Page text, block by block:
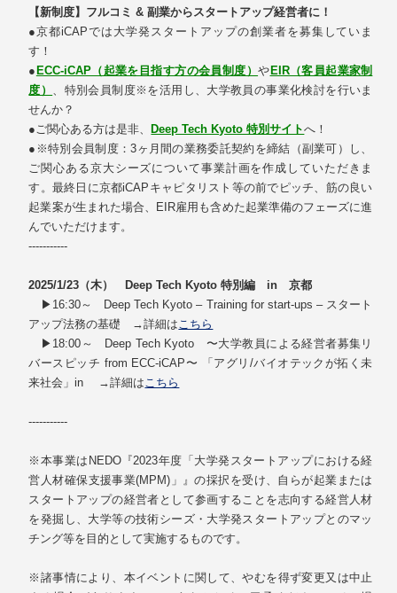
【新制度】フルコミ & 副業からスタートアップ経営者に！
●京都iCAPでは大学発スタートアップの創業者を募集していま
す！
●ECC-iCAP（起業を目指す方の会員制度）やEIR（客員起業家制
度）
、特別会員制度※を活用し、大学教員の事業化検討を行いま
せんか？
●ご関心ある方は是非、Deep Tech Kyoto 特別サイトへ！
●※特別会員制度：3ヶ月間の業務委託契約を締結（副業可）し、
ご関心ある京大シーズについて事業計画を作成していただきま
す。最終日に京都iCAPキャピタリスト等の前でピッチ、筋の良い
起業案が生まれた場合、EIR雇用も含めた起業準備のフェーズに進
んでいただけます。
-----------
2025/1/23（木） Deep Tech Kyoto 特別編 in 京都
▶16:30～ Deep Tech Kyoto – Training for start-ups – スタート
アップ法務の基礎 →詳細は こちら
▶18:00～ Deep Tech Kyoto 〜大学教員による経営者募集リ
バースピッチ from ECC-iCAP〜 「アグリ/バイオテックが拓く未
来社会」in →詳細は こちら
-----------
※本事業はNEDO『2023年度「大学発スタートアップにおける経
営人材確保支援事業(MPM)」』の採択を受け、自らが起業または
スタートアップの経営者として参画することを志向する経営人材
を発掘し、大学等の技術シーズ・大学発スタートアップとのマッ
チング等を目的として実施するものです。
※諸事情により、本イベントに関して、やむを得ず変更又は中止